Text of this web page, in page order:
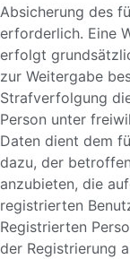
Absicherung des
erforderlich. Eine
erfolgt
zur Weitergabe
Strafverfolgung
Person unter
Daten dient dem
dazu, der
anzubieten, die
registrierten
Registrierten
der Registrierung